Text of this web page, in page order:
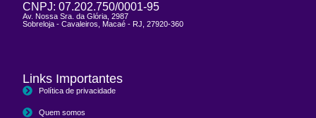
CNPJ: 07.202.750/0001-95
Av. Nossa Sra. da Glória, 2987
Sobreloja - Cavaleiros, Macaé - RJ, 27920-360
Links Importantes
Política de privacidade
Quem somos